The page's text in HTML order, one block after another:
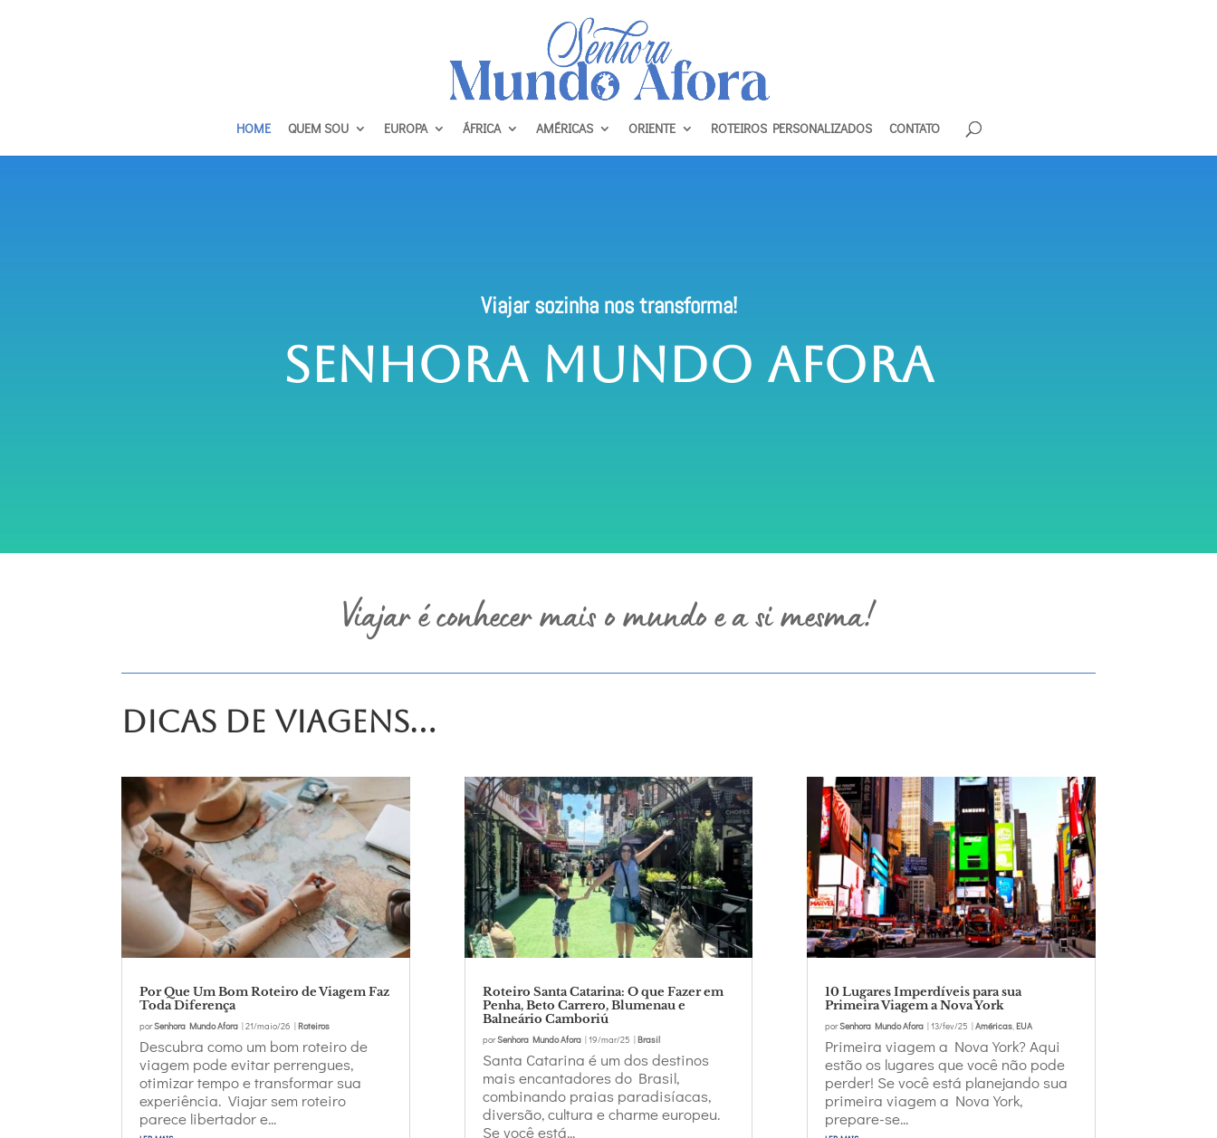
HOME QUEM SOU EUROPA ÁFRICA AMÉRICAS ORIENTE ROTEIROS PERSONALIZADOS CONTATO
Viajar sozinha nos transforma!
Senhora Mundo Afora
Viajar é conhecer mais o mundo e a si mesma!
Dicas de Viagens…
Por Que Um Bom Roteiro de Viagem Faz
Toda Diferença
porSenhora Mundo Afora |21/maio/26 |Roteiros
Descubra como um bom roteiro de
viagem pode evitar perrengues,
otimizar tempo e transformar sua
experiência. Viajar sem roteiro
parece libertador e...
Roteiro Santa Catarina: O que Fazer em
Penha, Beto Carrero, Blumenau e
Balneário Camboriú
porSenhora Mundo Afora|19/mar/25 |Brasil
Santa Catarina é um dos destinos
mais encantadores do Brasil,
combinando praias paradisíacas,
diversão, cultura e charme europeu.
Se você está...
10 Lugares Imperdíveis para sua
Primeira Viagem a Nova York
porSenhora Mundo Afora|13/fev/25 |Américas,EUA
Primeira viagem a Nova York? Aqui
estão os lugares que você não pode
perder! Se você está planejando sua
primeira viagem a Nova York,
prepare-se...